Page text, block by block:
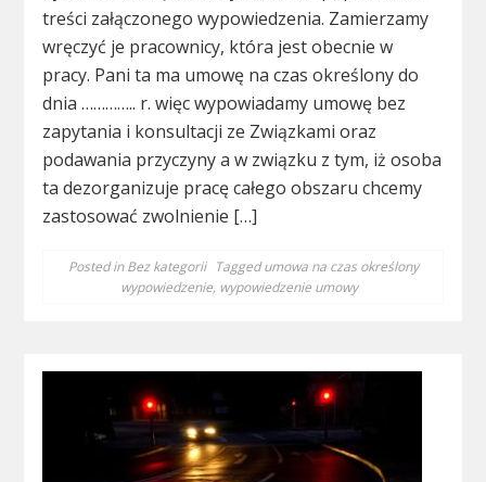
treści załączonego wypowiedzenia. Zamierzamy
wręczyć je pracownicy, która jest obecnie w
pracy. Pani ta ma umowę na czas określony do
dnia ………….. r. więc wypowiadamy umowę bez
zapytania i konsultacji ze Związkami oraz
podawania przyczyny a w związku z tym, iż osoba
ta dezorganizuje pracę całego obszaru chcemy
zastosować zwolnienie […]
Posted inBez kategorii Taggedumowa na czas określony
wypowiedzenie, wypowiedzenie umowy